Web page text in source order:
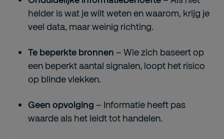
helder is wat je wilt weten en waarom, krijg je
veel data, maar weinig richting.
Te beperkte bronnen – Wie zich baseert op
een beperkt aantal signalen, loopt het risico
op blinde vlekken.
Geen opvolging – Informatie heeft pas
waarde als het leidt tot handelen.